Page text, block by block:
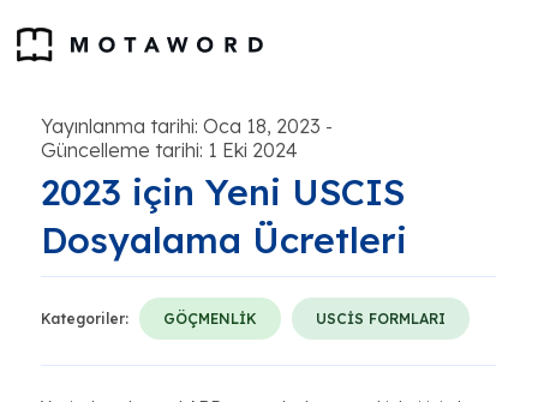
Yayınlanma tarihi: Oca 18, 2023 -
Güncelleme tarihi: 1 Eki 2024
2023 için Yeni USCIS
Dosyalama Ücretleri
Kategoriler: GÖÇMENLİK USCİS FORMLARI